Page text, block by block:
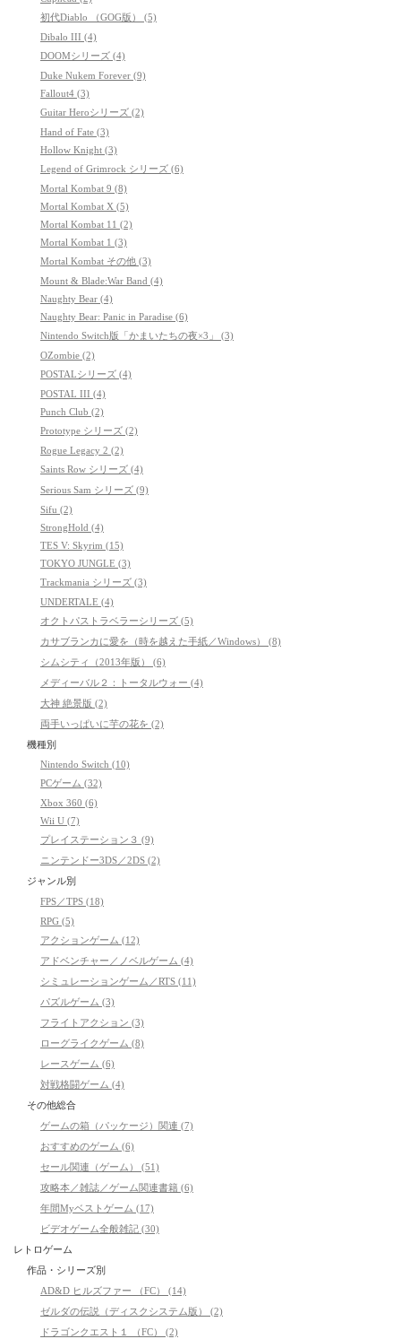
初代Diablo （GOG版） (5)
Dibalo III (4)
DOOMシリーズ (4)
Duke Nukem Forever (9)
Fallout4 (3)
Guitar Heroシリーズ (2)
Hand of Fate (3)
Hollow Knight (3)
Legend of Grimrock シリーズ (6)
Mortal Kombat 9 (8)
Mortal Kombat X (5)
Mortal Kombat 11 (2)
Mortal Kombat 1 (3)
Mortal Kombat その他 (3)
Mount & Blade:War Band (4)
Naughty Bear (4)
Naughty Bear: Panic in Paradise (6)
Nintendo Switch版「かまいたちの夜×3」 (3)
OZombie (2)
POSTALシリーズ (4)
POSTAL III (4)
Punch Club (2)
Prototype シリーズ (2)
Rogue Legacy 2 (2)
Saints Row シリーズ (4)
Serious Sam シリーズ (9)
Sifu (2)
StrongHold (4)
TES V: Skyrim (15)
TOKYO JUNGLE (3)
Trackmania シリーズ (3)
UNDERTALE (4)
オクトパストラベラーシリーズ (5)
カサブランカに愛を（時を越えた手紙／Windows） (8)
シムシティ（2013年版） (6)
メディーバル２：トータルウォー (4)
大神 絶景版 (2)
両手いっぱいに芋の花を (2)
機種別
Nintendo Switch (10)
PCゲーム (32)
Xbox 360 (6)
Wii U (7)
プレイステーション３ (9)
ニンテンドー3DS／2DS (2)
ジャンル別
FPS／TPS (18)
RPG (5)
アクションゲーム (12)
アドベンチャー／ノベルゲーム (4)
シミュレーションゲーム／RTS (11)
パズルゲーム (3)
フライトアクション (3)
ローグライクゲーム (8)
レースゲーム (6)
対戦格闘ゲーム (4)
その他総合
ゲームの箱（パッケージ）関連 (7)
おすすめのゲーム (6)
セール関連（ゲーム） (51)
攻略本／雑誌／ゲーム関連書籍 (6)
年間Myベストゲーム (17)
ビデオゲーム全般雑記 (30)
レトロゲーム
作品・シリーズ別
AD&D ヒルズファー （FC） (14)
ゼルダの伝説（ディスクシステム版） (2)
ドラゴンクエスト１ （FC） (2)